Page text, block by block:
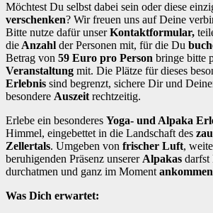
Möchtest Du selbst dabei sein oder diese
verschenken? Wir freuen uns auf Deine
Bitte nutze dafür unserKontaktformular,
die Anzahl der Personen mit, für die Du
Betrag von 59 Euro pro Person bringe bitte
Veranstaltung mit. Die Plätze für dieses
Erlebnis sind begrenzt, sichere Dir und
besondere Auszeit rechtzeitig.
Erlebe ein besonderes Yoga- und Alpaka
Himmel, eingebettet in die Landschaft des
Zellertals. Umgeben von frischer Luft,
beruhigenden Präsenz unserer Alpakas darfst
durchatmen und ganz im Moment ankommen
Was Dich erwartet: